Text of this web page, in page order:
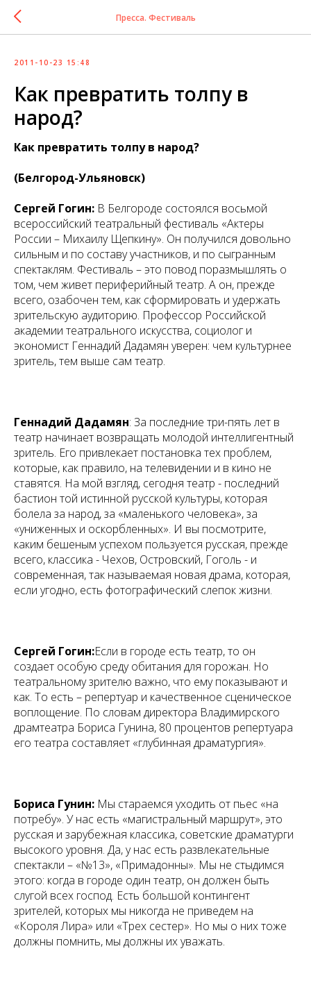
Пресса. Фестиваль
2011-10-23 15:48
Как превратить толпу в
народ?
Как превратить толпу в народ?
(Белгород-Ульяновск)
Сергей Гогин: В Белгороде состоялся восьмой
всероссийский театральный фестиваль «Актеры
России – Михаилу Щепкину». Он получился довольно
сильным и по составу участников, и по сыгранным
спектаклям. Фестиваль – это повод поразмышлять о
том, чем живет периферийный театр. А он, прежде
всего, озабочен тем, как сформировать и удержать
зрительскую аудиторию. Профессор Российской
академии театрального искусства, социолог и
экономист Геннадий Дадамян уверен: чем культурнее
зритель, тем выше сам театр.
Геннадий Дадамян: За последние три-пять лет в
театр начинает возвращать молодой интеллигентный
зритель. Его привлекает постановка тех проблем,
которые, как правило, на телевидении и в кино не
ставятся. На мой взгляд, сегодня театр - последний
бастион той истинной русской культуры, которая
болела за народ, за «маленького человека», за
«униженных и оскорбленных». И вы посмотрите,
каким бешеным успехом пользуется русская, прежде
всего, классика - Чехов, Островский, Гоголь - и
современная, так называемая новая драма, которая,
если угодно, есть фотографический слепок жизни.
Сергей Гогин:Если в городе есть театр, то он
создает особую среду обитания для горожан. Но
театральному зрителю важно, что ему показывают и
как. То есть – репертуар и качественное сценическое
воплощение. По словам директора Владимирского
драмтеатра Бориса Гунина, 80 процентов репертуара
его театра составляет «глубинная драматургия».
Бориса Гунин: Мы стараемся уходить от пьес «на
потребу». У нас есть «магистральный маршрут», это
русская и зарубежная классика, советские драматурги
высокого уровня. Да, у нас есть развлекательные
спектакли – «№13», «Примадонны». Мы не стыдимся
этого: когда в городе один театр, он должен быть
слугой всех господ. Есть большой контингент
зрителей, которых мы никогда не приведем на
«Короля Лира» или «Трех сестер». Но мы о них тоже
должны помнить, мы должны их уважать.